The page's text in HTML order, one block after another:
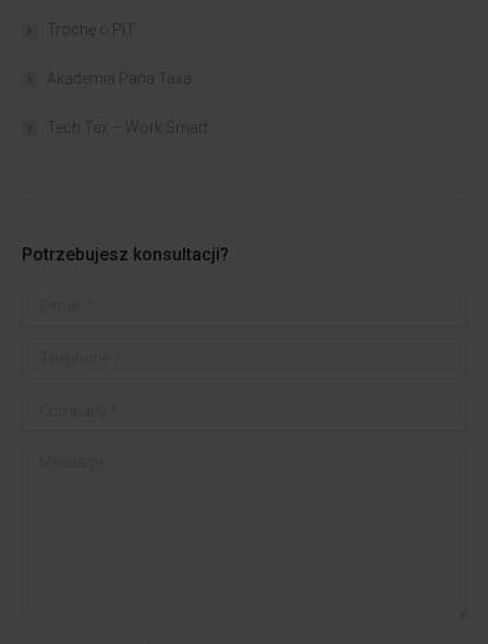
Trochę o PIT
Akademia Pana Taxa
Tech Tax – Work Smart
Potrzebujesz konsultacji?